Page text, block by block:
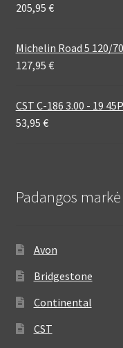
205,95 €
Michelin Road 5 120/
127,95 €
CST C-186 3.00 - 19
53,95 €
Padangos markė
Avon
Bridgestone
Continental
CST